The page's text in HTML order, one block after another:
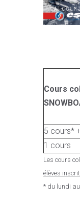
Cours
5 cours*
1 cours
Les cours
élèves
* du lundi